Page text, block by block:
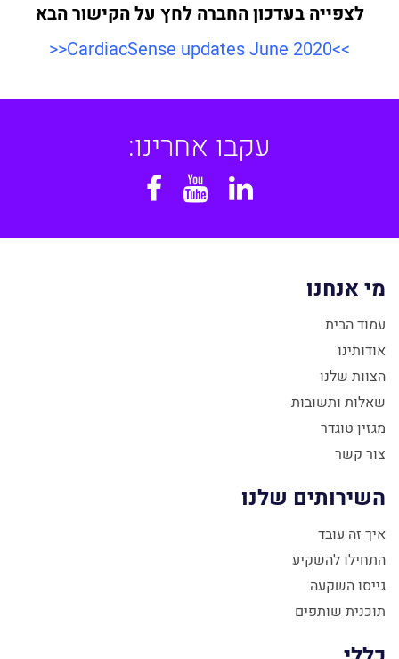
לצפייה בעדכון החברה לחץ עלהקישור הבא
>>
CardiacSense updates June 2020
<<
עקבו אחרינו:
Linkedin
YouTube
מי אנחנו
עמוד הבית
אודותינו
הצוות שלנו
שאלות ותשובות
מגזין טוגדר
צור קשר
השירותים שלנו
איך זה עובד
התחילו להשקיע
גייסו השקעה
תוכנית שותפים